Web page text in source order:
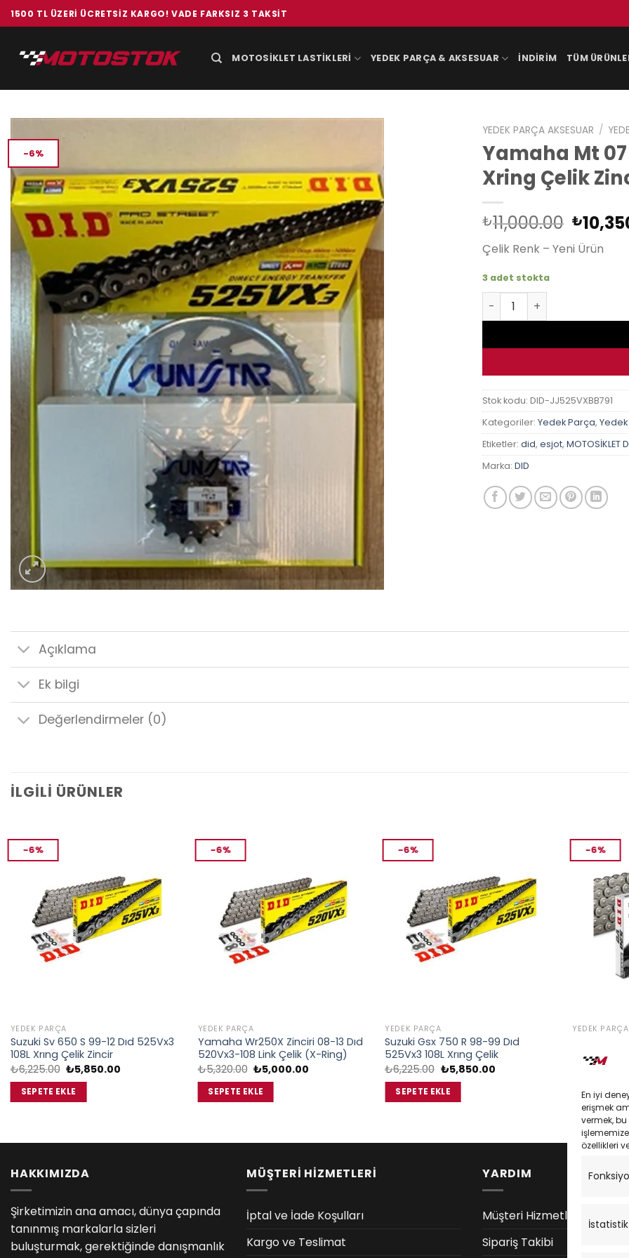
En iyi
erişmek
vermek,
özellikleri
İstatistik
İçeriğe
atla
1500 TL ÜZERI ÜCRETSIZ KARGO! VADE FARKSIZ 3 TAKSIT
MOTOSIKLET LASTIKLERI YEDEK PARÇA & AKSESUAR İNDIRIM TÜM
-6%
YEDEK PARÇA AKSESUAR /
Yamaha Mt 07
Xring Çelik
₺11,000.00
fiyat:
₺
Çelik Renk – Yeni Ürün
3 adet stokta
Yamaha Mt 07 Tracer
Stok kodu: DID-JJ525VXBB791
Kategoriler: Yedek Parça,
Etiketler: did, esjot, MOTOSİKLET
Marka: DID
Açıklama
Ek bilgi
Değerlendirmeler (0)
İLGILI ÜRÜNLER
-6%
YEDEK PARÇA
Suzuki Sv 650 S 99-12 Dıd 525Vx3
108L Xrıng Çelik Zincir
₺6,225.00 Orijinal
fiyat:
₺6,225.00.
₺5,850.00
SEPETE EKLE
-6%
YEDEK PARÇA
Yamaha Wr250X Zinciri 08-13 Dıd
520Vx3-108 Link Çelik (X-Ring)
₺5,320.00 Orijinal
fiyat:
₺5,320.00.
₺5,000.00Şu
SEPETE EKLE
-6%
YEDEK PARÇA
Suzuki Gsx 750 R 98-99 Dıd
525Vx3 108L Xrıng Çelik
₺6,225.00 Orijinal
fiyat:
₺6,225.00.
₺5,850.00Şu
SEPETE EKLE
-6%
YEDEK PARÇA
108 O-
4,788.00
SEPETE
HAKKIMIZDA
Şirketimizin ana amacı, dünya çapında
tanınmış markalarla sizleri
buluşturmak, gerektiğinde danışmanlık
MÜŞTERİ HİZMETLERİ
İptal ve İade Koşulları
Kargo ve Teslimat
YARDIM
Müşteri Hizmetleri
Sipariş Takibi